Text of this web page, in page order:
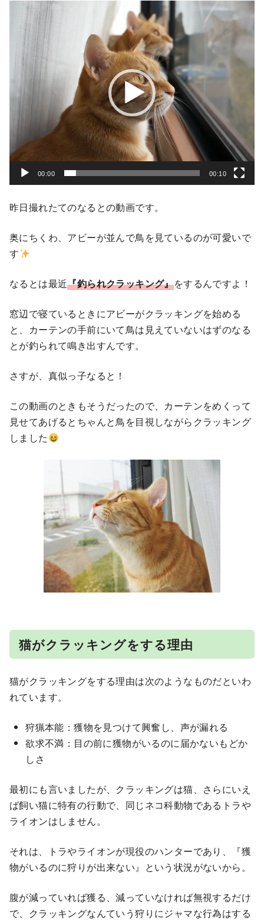
00:00 00:10
昨日撮れたてのなるとの動画です。
奥にちくわ、アビーが並んで鳥を見ているのが可愛いで
す
なるとは最近『釣られクラッキング』をするんですよ！
窓辺で寝ているときにアビーがクラッキングを始める
と、カーテンの手前にいて鳥は見えていないはずのなる
とが釣られて鳴き出すんです。
さすが、真似っ子なると！
この動画のときもそうだったので、カーテンをめくって
見せてあげるとちゃんと鳥を目視しながらクラッキング
しました
猫がクラッキングをする理由
猫がクラッキングをする理由は次のようなものだといわ
れています。
狩猟本能：獲物を見つけて興奮し、声が漏れる
欲求不満：目の前に獲物がいるのに届かないもどか
しさ
最初にも言いましたが、クラッキングは猫、さらにいえ
ば飼い猫に特有の行動で、同じネコ科動物であるトラや
ライオンはしません。
それは、トラやライオンが現役のハンターであり、『獲
物がいるのに狩りが出来ない』という状況がないから。
腹が減っていれば獲る、減っていなければ無視するだけ
で、クラッキングなんていう狩りにジャマな行為はする